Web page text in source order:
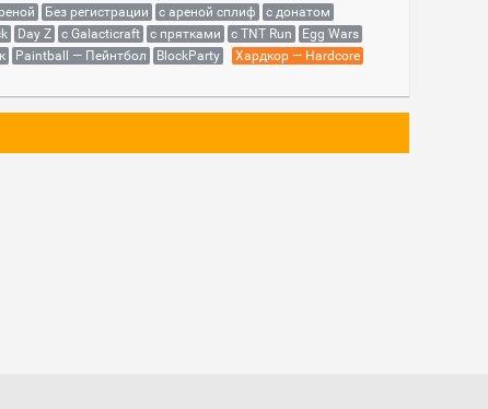
Без регистрации с ареной сплиф
с донатом
Day Z с Galacticraft с прятками с TNT Run
Egg Wars
Paintball — Пейнтбол BlockParty
Хардкор — Hardcore